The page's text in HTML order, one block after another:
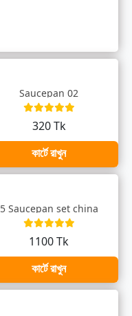
Saucepan 02
320 Tk
কার্টে রাখুন
5 Saucepan set china
1100 Tk
কার্টে রাখুন